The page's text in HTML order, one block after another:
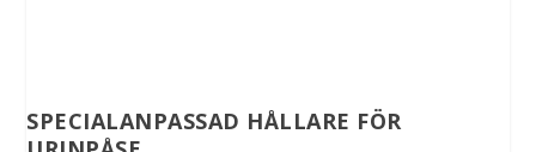
SPECIALANPASSAD HÅLLARE FÖR